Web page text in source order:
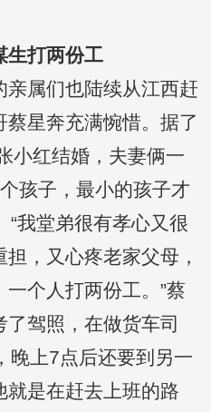
生打两份工
属们也陆续从江西赶
星奔充满惋惜。据了
小红结婚，夫妻俩一
孩子，最小的孩子才
“我堂弟很有孝心又很
，又心疼老家父母，
个人打两份工。”蔡
驾照，在做货车司
晚上7点后还要到另一
就是在赶去上班的路